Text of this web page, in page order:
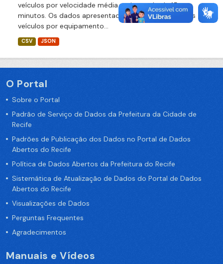
veículos por velocidade média no intervalo de 15
minutos. Os dados apresentados descrevem quantos
veículos por equipamento...
CSV JSON
O Portal
Sobre o Portal
Padrão de Serviço de Dados da Prefeitura da Cidade de
Recife
Padrões de Publicação dos Dados no Portal de Dados
Abertos do Recife
Política de Dados Abertos da Prefeitura do Recife
Sistemática de Atualização de Dados do Portal de Dados
Abertos do Recife
Visualizações de Dados
Perguntas Frequentes
Agradecimentos
Manuais e Vídeos